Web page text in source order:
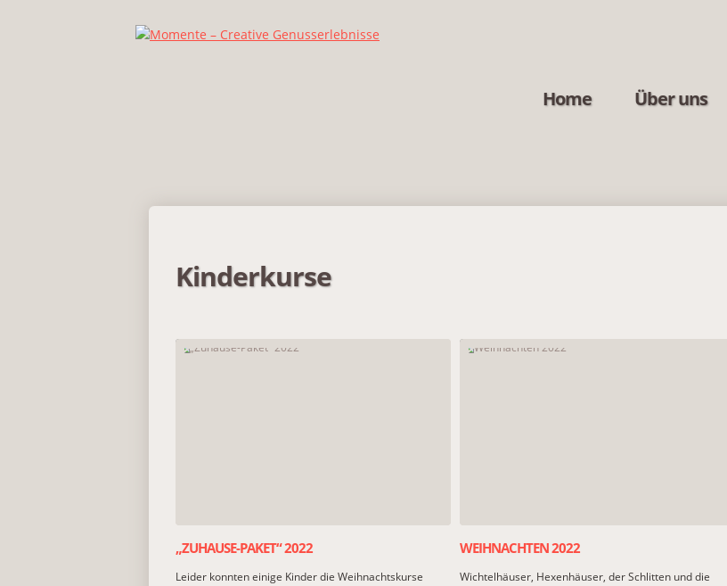
Home Über uns
Kinderkurse
„ZUHAUSE-PAKET“ 2022
Leider konnten einige Kinder die Weihnachtskurse
WEIHNACHTEN 2022
Wichtelhäuser, Hexenhäuser, der Schlitten und die